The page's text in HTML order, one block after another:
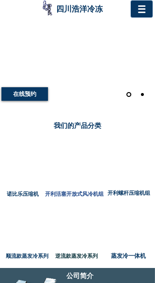
四川浩洋冷冻
在线预约
我们的产品分类
开利螺杆压缩机组
开利活塞开放式风冷机组
诺比乐压缩机
蒸发冷一体机
顺流款蒸发冷系列 逆流款蒸发冷系列
公司简介